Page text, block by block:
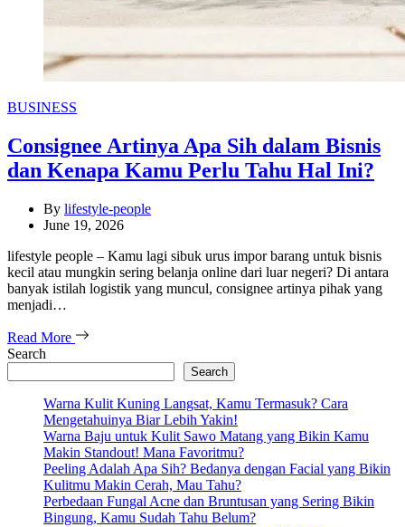
Categories
BUSINESS
Consignee Artinya Apa Sih dalam Bisnis
dan Kenapa Kamu Perlu Tahu Hal Ini?
By lifestyle-people
June 19, 2026
lifestyle people – Kamu lagi sibuk urus impor barang untuk bisnis
kecil atau mungkin sering belanja online dari luar negeri? Di antara
banyak istilah logistik yang muncul, consignee artinya pihak yang
menjadi…
Read More
Search
Search
Warna Kulit Kuning Langsat, Kamu Termasuk? Cara
Mengetahuinya Biar Lebih Yakin!
Warna Baju untuk Kulit Sawo Matang yang Bikin Kamu
Makin Standout! Mana Favoritmu?
Peeling Adalah Apa Sih? Bedanya dengan Facial yang Bikin
Kulitmu Makin Cerah, Mau Tahu?
Perbedaan Fungal Acne dan Bruntusan yang Sering Bikin
Bingung, Kamu Sudah Tahu Belum?